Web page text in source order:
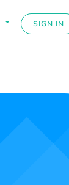
SIGN IN